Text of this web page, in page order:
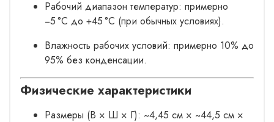
Рабочий диапазон температур: примерно
−5 °C до +45 °C (при обычных условиях).
Влажность рабочих условий: примерно 10% до
95% без конденсации.
Физические характеристики
Размеры (В × Ш × Г): ~4,45 см × ~44,5 см ×